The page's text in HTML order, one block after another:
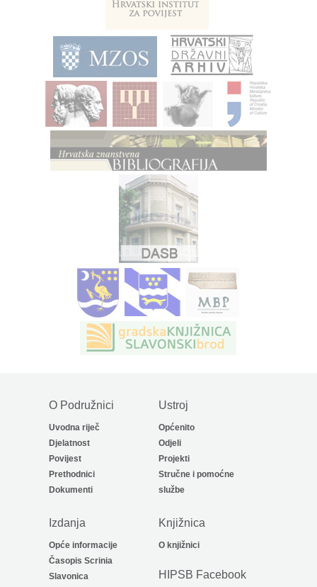
O Podružnici
Uvodna riječ
Djelatnost
Povijest
Prethodnici
Dokumenti
Ustroj
Općenito
Odjeli
Projekti
Stručne i pomoćne
službe
Izdanja
Opće informacije
Časopis Scrinia
Slavonica
Knjižnica
O knjižnici
HIPSB Facebook